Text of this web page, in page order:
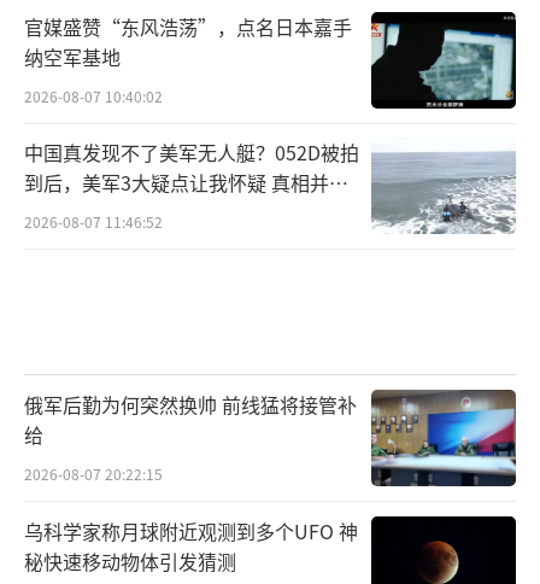
官媒盛赞“东风浩荡”，点名日本嘉手
纳空军基地
2026-08-07 10:40:02
中国真发现不了美军无人艇？052D被拍
到后，美军3大疑点让我怀疑 真相并非
如此
2026-08-07 11:46:52
俄军后勤为何突然换帅 前线猛将接管补
给
2026-08-07 20:22:15
乌科学家称月球附近观测到多个UFO 神
秘快速移动物体引发猜测